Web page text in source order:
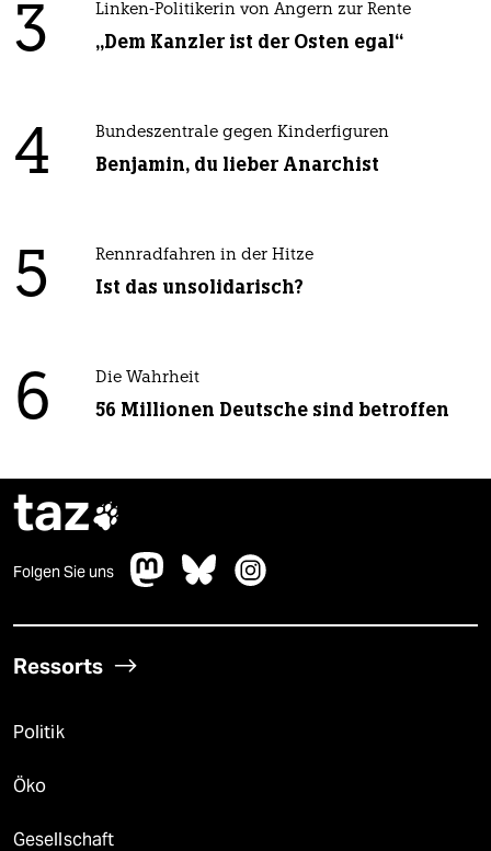
3 Linken-Politikerin von Angern zur Rente
„Dem Kanzler ist der Osten egal“
4 Bundeszentrale gegen Kinderfiguren
Benjamin, du lieber Anarchist
5 Rennradfahren in der Hitze
Ist das unsolidarisch?
6 Die Wahrheit
56 Millionen Deutsche sind betroffen
taz
Folgen Sie uns
Ressorts
Politik
Öko
Gesellschaft